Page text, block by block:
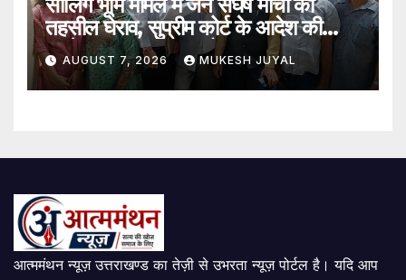
तहसील घेराव, सुप्रीम कोर्ट के आदेश की
अवहेलना का लगाया आरोप
AUGUST 7, 2026 MUKESH JUYAL
आत्ममंथन न्यूज़ उत्तराखण्ड का तेज़ी से उभरता न्यूज़ पोर्टल है। यदि आप